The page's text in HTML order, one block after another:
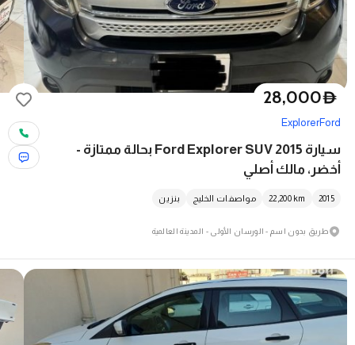
D
28,000
Ford
Explorer
سيارة Ford Explorer SUV 2015 بحالة ممتازة -
أخضر، مالك أصلي
2015
22,200 km مواصفات الخليج بنزين
طريق بدون اسم - الورسان الأولى - المدينة العالمية